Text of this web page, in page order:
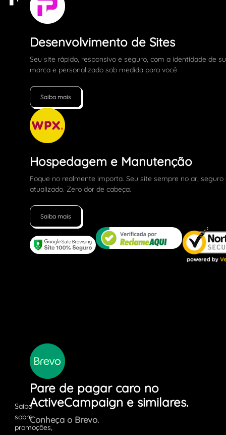
Desenvolvimento de Sites
Seu site rápido, responsivo e seguro, com a identidade de
marca e personalizado sob medida para você
Saiba mais
Hospedagem e Manutenção
Foque no realmente importa. Seu site sempre no ar, seguro
atualizado. Zero dor de cabeça.
Saiba mais
Pare de pagar caro no
ActiveCampaign e similares.
Conheça o Brevo.